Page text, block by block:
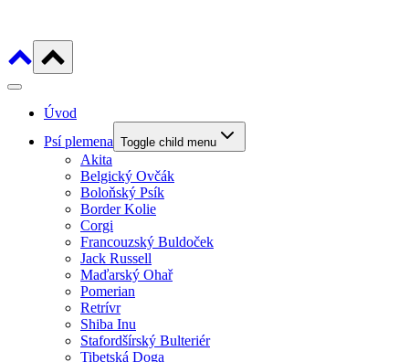
Úvod
Psí plemena Toggle child menu
Akita
Belgický Ovčák
Boloňský Psík
Border Kolie
Corgi
Francouzský Buldoček
Jack Russell
Maďarský Ohař
Pomerian
Retrívr
Shiba Inu
Stafordšírský Bulteriér
Tibetská Doga